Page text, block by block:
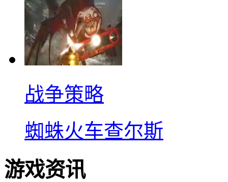
战争策略
蜘蛛火车查尔斯
游戏资讯